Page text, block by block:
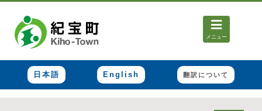
メニュー
日本語 English 翻訳について